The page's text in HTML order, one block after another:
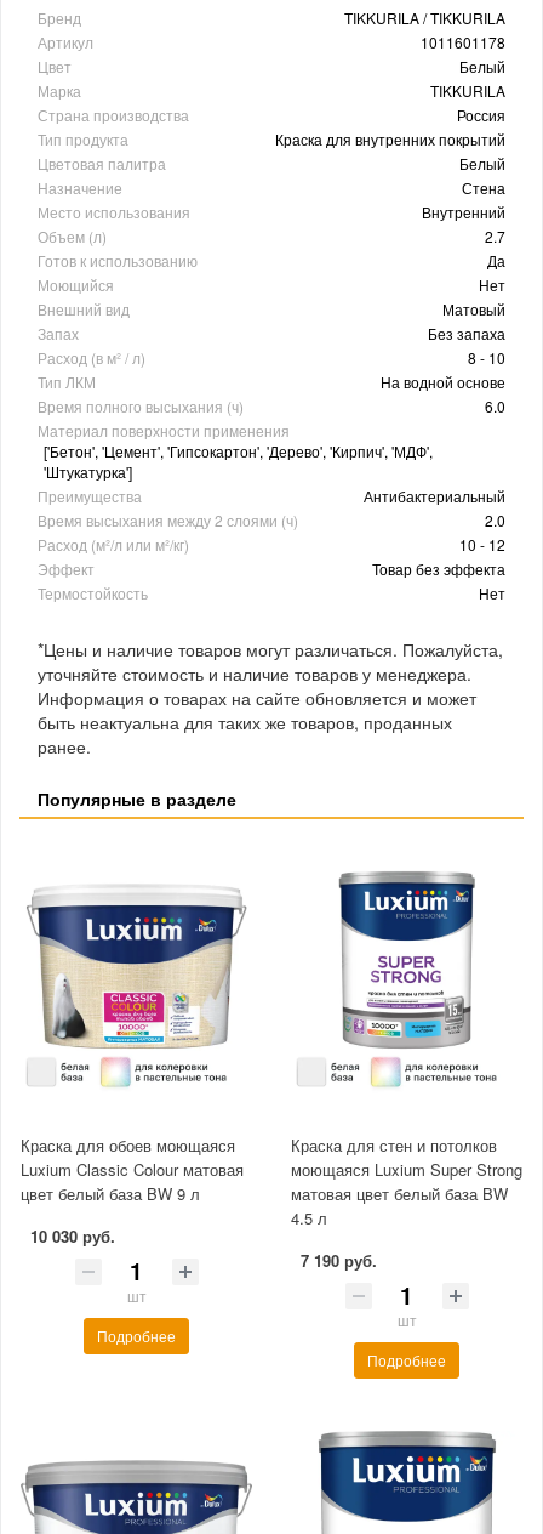
Бренд
TIKKURILA / TIKKURILA
Артикул
1011601178
Цвет
Белый
Марка
TIKKURILA
Страна производства
Россия
Тип продукта
Краска для внутренних покрытий
Цветовая палитра
Белый
Назначение
Стена
Место использования
Внутренний
Объем (л)
2.7
Готов к использованию
Да
Моющийся
Нет
Внешний вид
Матовый
Запах
Без запаха
Расход (в м² / л)
8 - 10
Тип ЛКМ
На водной основе
Время полного высыхания (ч)
6.0
Материал поверхности применения
['Бетон', 'Цемент', 'Гипсокартон', 'Дерево', 'Кирпич', 'МДФ',
'Штукатурка']
Преимущества
Антибактериальный
Время высыхания между 2 слоями (ч)
2.0
Расход (м²/л или м²/кг)
10 - 12
Эффект
Товар без эффекта
Термостойкость
Нет
*Цены и наличие товаров могут различаться. Пожалуйста,
уточняйте стоимость и наличие товаров у менеджера.
Информация о товарах на сайте обновляется и может
быть неактуальна для таких же товаров, проданных
ранее.
Популярные в разделе
Краска для обоев моющаяся
Luxium Classic Colour матовая
цвет белый база BW 9 л
10 030 руб.
шт
Подробнее
Краска для стен и потолков
моющаяся Luxium Super Strong
матовая цвет белый база BW
4.5 л
7 190 руб.
шт
Подробнее